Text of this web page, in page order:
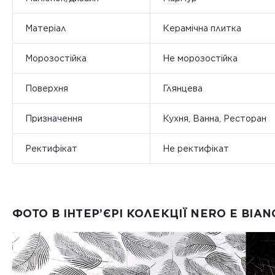
Матеріал Керамічна плитка
Морозостійка Не морозостійка
Поверхня Глянцева
Призначення Кухня, Ванна, Ресторан
Ректифікат Не ректифікат
ФОТО В ІНТЕР’ЄРІ КОЛЕКЦІЇ NERO E